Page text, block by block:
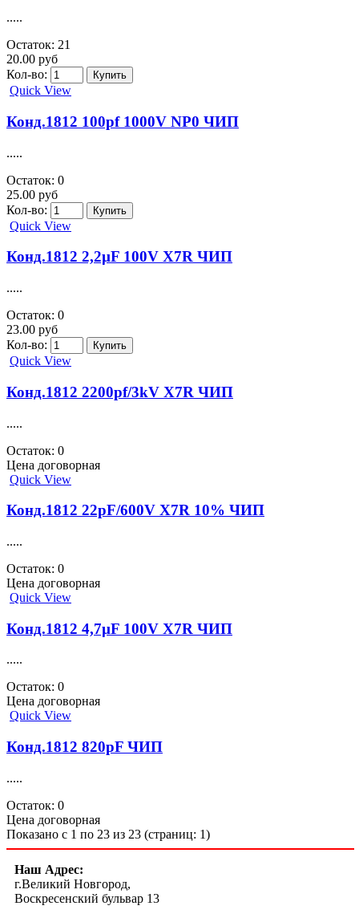
.....
Остаток: 21
20.00 руб
Кол-во:
Quick View
Конд.1812 100pf 1000V NP0 ЧИП
.....
Остаток: 0
25.00 руб
Кол-во:
Quick View
Конд.1812 2,2µF 100V X7R ЧИП
.....
Остаток: 0
23.00 руб
Кол-во:
Quick View
Конд.1812 2200pf/3kV X7R ЧИП
.....
Остаток: 0
Цена договорная
Quick View
Конд.1812 22pF/600V X7R 10% ЧИП
.....
Остаток: 0
Цена договорная
Quick View
Конд.1812 4,7µF 100V X7R ЧИП
.....
Остаток: 0
Цена договорная
Quick View
Конд.1812 820pF ЧИП
.....
Остаток: 0
Цена договорная
Показано с 1 по 23 из 23 (страниц: 1)
Наш Адрес:
г.Великий Новгород,
Воскресенский бульвар 13